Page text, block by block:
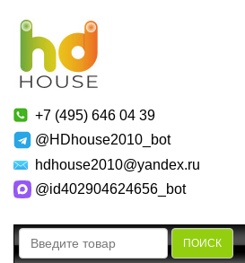
+7 (495) 646 04 39
@HDhouse2010_bot
hdhouse2010@yandex.ru
@id402904624656_bot
ПОИСК